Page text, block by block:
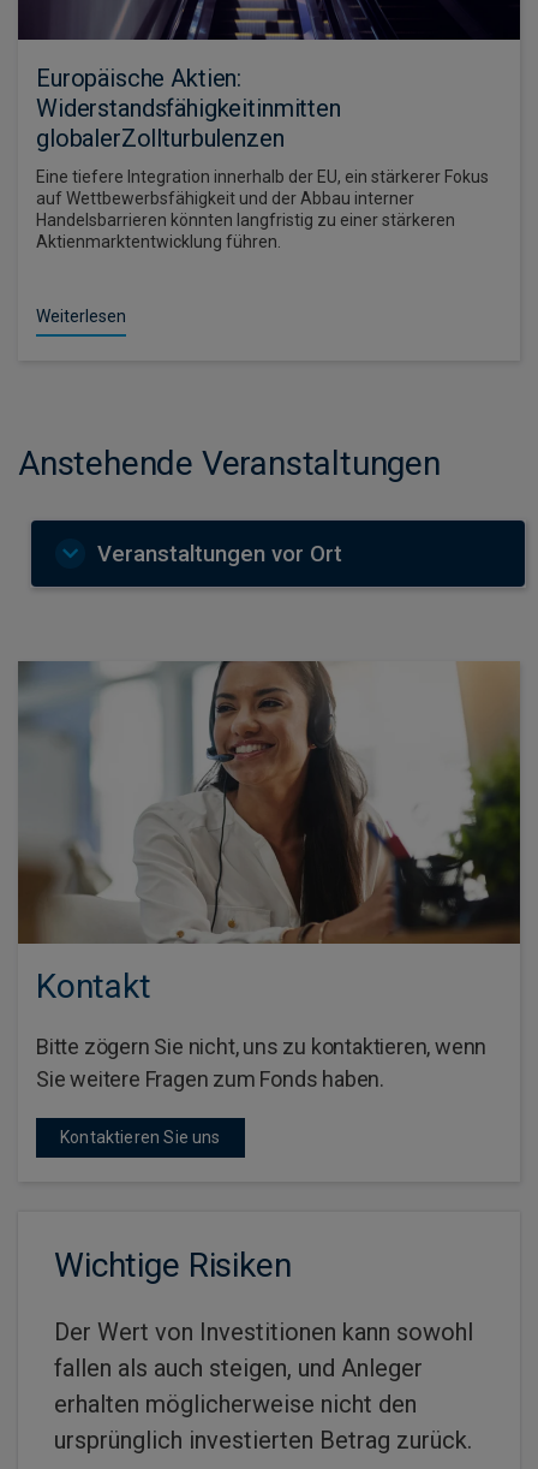
Europäische Aktien:
Widerstandsfähigkeitinmitten
globalerZollturbulenzen
Eine tiefere Integration innerhalb der EU, ein stärkerer Fokus
auf Wettbewerbsfähigkeit und der Abbau interner
Handelsbarrieren könnten langfristig zu einer stärkeren
Aktienmarktentwicklung führen.
Weiterlesen
Anstehende Veranstaltungen
Veranstaltungen vor Ort
Kontakt
Bitte zögern Sie nicht, uns zu kontaktieren, wenn
Sie weitere Fragen zum Fonds haben.
Kontaktieren Sie uns
Wichtige Risiken
Der Wert von Investitionen kann sowohl
fallen als auch steigen, und Anleger
erhalten möglicherweise nicht den
ursprünglich investierten Betrag zurück.